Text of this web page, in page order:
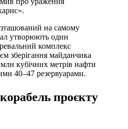
на самому
утворюють один
комплекс
зберігання майданчика
кубічних метрів нафти
40–47 резервуарами.
проєкту